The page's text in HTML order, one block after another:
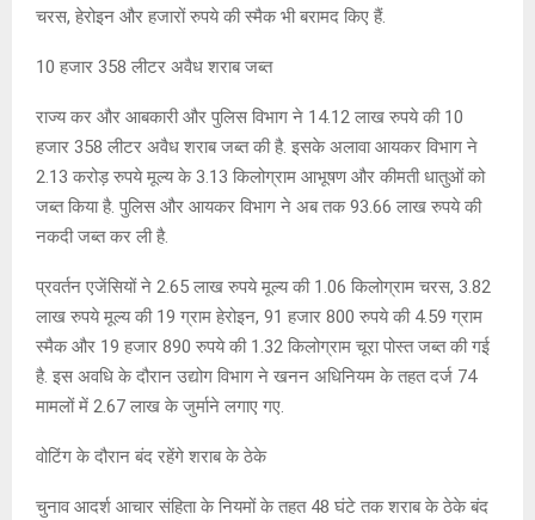
चरस, हेरोइन और हजारों रुपये की स्मैक भी बरामद किए हैं.
10 हजार 358 लीटर अवैध शराब जब्त
राज्य कर और आबकारी और पुलिस विभाग ने 14.12 लाख रुपये की 10
हजार 358 लीटर अवैध शराब जब्त की है. इसके अलावा आयकर विभाग ने
2.13 करोड़ रुपये मूल्य के 3.13 किलोग्राम आभूषण और कीमती धातुओं को
जब्त किया है. पुलिस और आयकर विभाग ने अब तक 93.66 लाख रुपये की
नकदी जब्त कर ली है.
प्रवर्तन एजेंसियों ने 2.65 लाख रुपये मूल्य की 1.06 किलोग्राम चरस, 3.82
लाख रुपये मूल्य की 19 ग्राम हेरोइन, 91 हजार 800 रुपये की 4.59 ग्राम
स्मैक और 19 हजार 890 रुपये की 1.32 किलोग्राम चूरा पोस्त जब्त की गई
है. इस अवधि के दौरान उद्योग विभाग ने खनन अधिनियम के तहत दर्ज 74
मामलों में 2.67 लाख के जुर्माने लगाए गए.
वोटिंग के दौरान बंद रहेंगे शराब के ठेके
चुनाव आदर्श आचार संहिता के नियमों के तहत 48 घंटे तक शराब के ठेके बंद